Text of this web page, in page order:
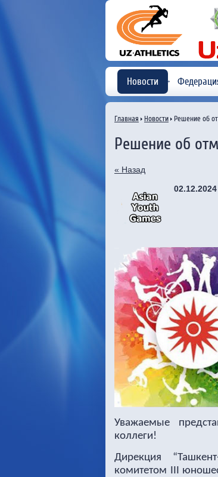
Новости
Главная Новости Решение об
Решение об
« Назад
Уважаемые
коллеги!
Дирекция
комитетом III